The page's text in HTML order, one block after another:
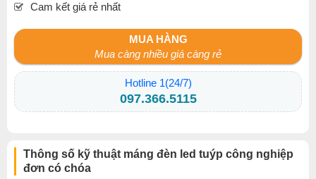
Cam kết giá rẻ nhất
MUA HÀNG
Mua càng nhiều giá càng rẻ
Hotline 1(24/7)
097.366.5115
Thông số kỹ thuật máng đèn led tuýp công nghiệp
đơn có chóa